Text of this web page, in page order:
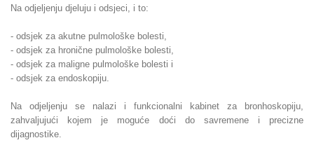
Na odjeljenju djeluju i odsjeci, i to:
- odsjek za akutne pulmološke bolesti,
- odsjek za hronične pulmološke bolesti,
- odsjek za maligne pulmološke bolesti i
- odsjek za endoskopiju.
Na odjeljenju se nalazi i funkcionalni kabinet za bronhoskopiju,
zahvaljujući kojem je moguće doći do savremene i precizne
dijagnostike.